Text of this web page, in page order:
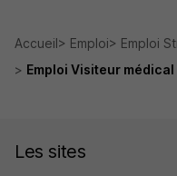
Accueil Emploi Emploi
Emploi Visiteur
Les sites